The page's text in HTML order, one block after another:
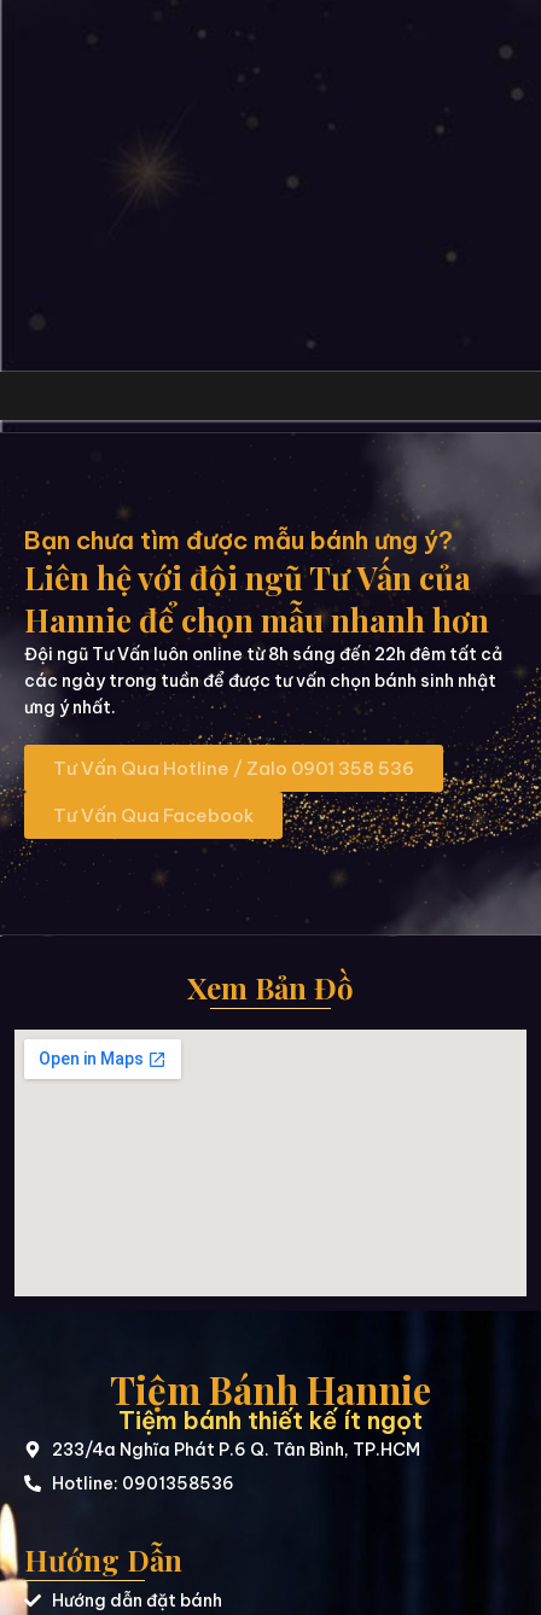
Bạn chưa tìm được mẫu bánh ưng ý?
Liên hệ với đội ngũ Tư Vấn của
Hannie để chọn mẫu nhanh hơn
Đội ngũ Tư Vấn luôn online từ 8h sáng đến 22h đêm tất cả
các ngày trong tuần để được tư vấn chọn bánh sinh nhật
ưng ý nhất.
Tư Vấn Qua Hotline / Zalo 0901 358 536
Tư Vấn Qua Facebook
Xem Bản Đồ
Tiệm Bánh Hannie
Tiệm bánh thiết kế ít ngọt
233/4a Nghĩa Phát P.6 Q. Tân Bình, TP.HCM
Hotline: 0901358536
Hướng Dẫn
Hướng dẫn đặt bánh